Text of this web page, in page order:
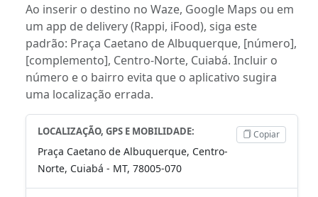
Ao inserir o destino no Waze, Google Maps ou em
um app de delivery (Rappi, iFood), siga este
padrão: Praça Caetano de Albuquerque, [número],
[complemento], Centro-Norte, Cuiabá. Incluir o
número e o bairro evita que o aplicativo sugira
uma localização errada.
LOCALIZAÇÃO, GPS E MOBILIDADE:
Praça Caetano de Albuquerque, Centro-
Norte, Cuiabá - MT, 78005-070
Copiar